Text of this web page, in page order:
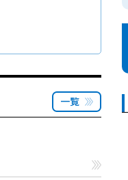
一覧